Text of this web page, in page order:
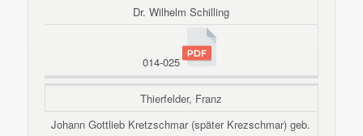
Dr. Wilhelm Schilling
014-025
Thierfelder, Franz
Johann Gottlieb Kretzschmar (später Krezschmar) geb.